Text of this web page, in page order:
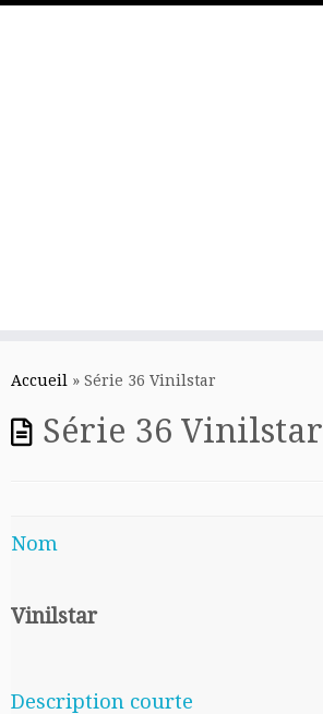
Accueil » Série 36 Vinilstar
Série 36 Vinilstar
Nom
Vinilstar
Description courte